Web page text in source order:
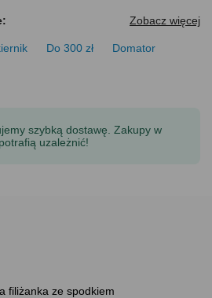
Zobacz więcej
Do 300 zł
Domator
szybką dostawę. Zakupy w
uzależnić!
filiżanka ze spodkiem